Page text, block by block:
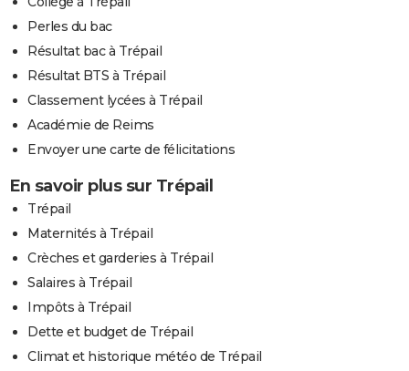
Perles du bac
Résultat bac à Trépail
Résultat BTS à Trépail
Classement lycées à Trépail
Académie de Reims
Envoyer une carte de félicitations
En savoir plus sur Trépail
Trépail
Maternités à Trépail
Crèches et garderies à Trépail
Salaires à Trépail
Impôts à Trépail
Dette et budget de Trépail
Climat et historique météo de Trépail